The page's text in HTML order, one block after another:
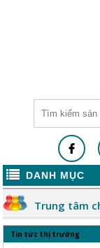
DANH MỤC
Trung tâm
Tin tức thị trường